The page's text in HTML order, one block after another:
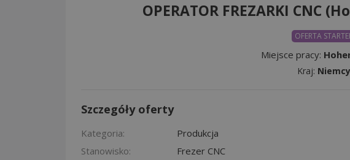
OPERATOR FREZARKI CNC
OFERTA
Miejsce pracy:
Kraj: Niemcy
Szczegóły oferty
Kategoria:
Produkcja
Stanowisko:
Frezer CNC